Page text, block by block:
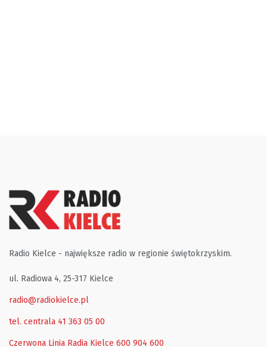
Radio Kielce - największe radio w regionie świętokrzyskim.
ul. Radiowa 4, 25-317 Kielce
radio@radiokielce.pl
tel. centrala 41 363 05 00
Czerwona Linia Radia Kielce 600 904 600